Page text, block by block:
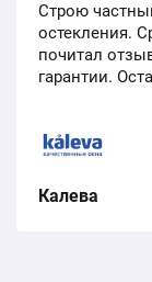
Строю
остекления.
почитал
гарантии.
Калева